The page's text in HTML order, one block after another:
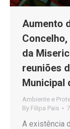
Aumento
da
reuniões
Municipal
Ambiente e
By Filipa Pais
A existência